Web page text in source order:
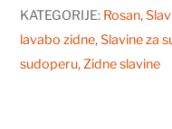
-
lavabo
izliv
KATEGORIJE: Rosan,
lavabo zidne,Slavine za
sudoperu,Zidne slavine